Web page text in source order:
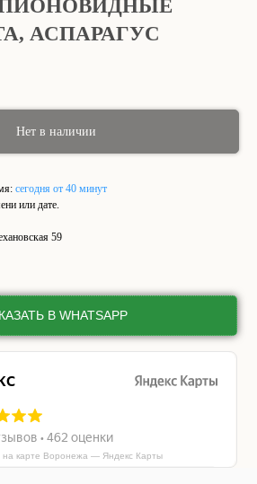
ПИОНОВИДНЫЕ
АСПАРАГУС
Нет в наличии
сегодня от 40 минут
или дате.
59
В WHATSAPP
на карте Воронежа — Яндекс Карты